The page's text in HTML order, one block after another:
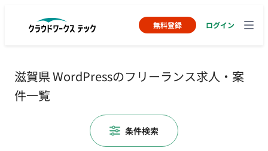
無料登録 ログイン
滋賀県 WordPressのフリーランス求人・案
件一覧
条件検索